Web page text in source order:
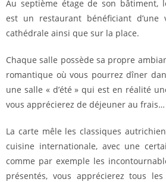
Au septième étage de son bâtiment,
est un restaurant bénéficiant
cathédrale ainsi que sur la place.
Chaque salle possède sa propre
romantique où vous pourrez dîner
une salle « d’été » qui est en réalité
vous apprécierez de déjeuner au frais…
La carte mêle les classiques
cuisine internationale, avec une
comme par exemple les
présentés, vous apprécierez tous les